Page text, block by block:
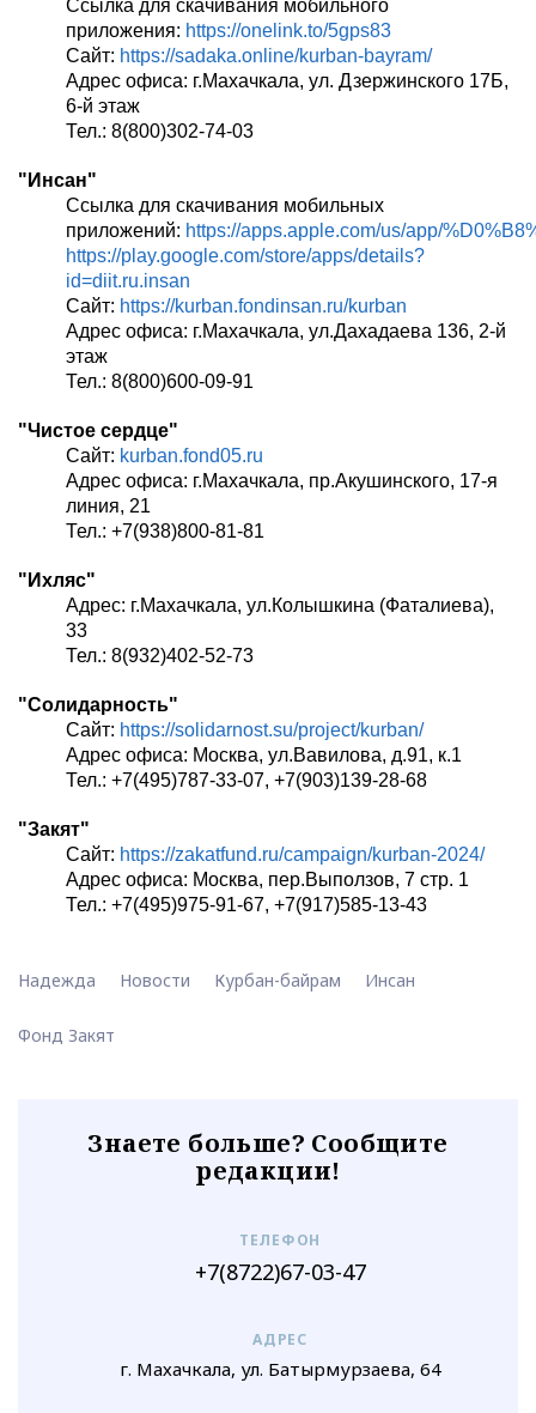
Ссылка для скачивания мобильного
приложения: https://onelink.to/5gps83
Сайт: https://sadaka.online/kurban-bayram/
Адрес офиса: г.Махачкала, ул. Дзержинского 17Б,
6-й этаж
Тел.: 8(800)302-74-03
"Инсан"
Ссылка для скачивания мобильных
приложений: https://apps.apple.com/us/app/
https://play.google.com/store/apps/details?
id=diit.ru.insan
Сайт: https://kurban.fondinsan.ru/kurban
Адрес офиса: г.Махачкала, ул.Дахадаева 136, 2-й
этаж
Тел.: 8(800)600-09-91
"Чистое сердце"
Сайт: kurban.fond05.ru
Адрес офиса: г.Махачкала, пр.Акушинского, 17-я
линия, 21
Тел.: +7(938)800-81-81
"Ихляс"
Адрес: г.Махачкала, ул.Колышкина (Фаталиева),
33
Тел.: 8(932)402-52-73
"Солидарность"
Сайт: https://solidarnost.su/project/kurban/
Адрес офиса: Москва, ул.Вавилова, д.91, к.1
Тел.: +7(495)787-33-07, +7(903)139-28-68
"Закят"
Сайт: https://zakatfund.ru/campaign/kurban-2024/
Адрес офиса: Москва, пер.Выползов, 7 стр. 1
Тел.: +7(495)975-91-67, +7(917)585-13-43
Надежда Новости Курбан-байрам Инсан
Фонд Закят
Знаете больше? Сообщите
редакции!
ТЕЛЕФОН
+7(8722)67-03-47
АДРЕС
г. Махачкала, ул. Батырмурзаева, 64